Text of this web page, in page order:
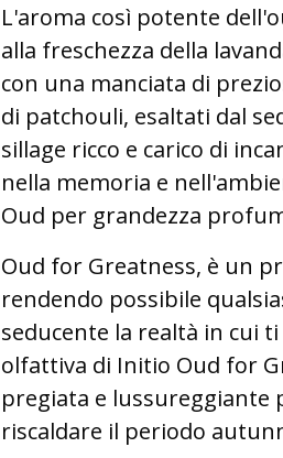
L'aroma così potente
alla freschezza della
con una manciata di
di patchouli, esaltati dal
sillage ricco e carico di
nella memoria e
Oud per grandezza
Oud for Greatness, è un
rendendo possibile
seducente la realtà in cui
olfattiva di Initio Oud for
pregiata e
riscaldare il periodo